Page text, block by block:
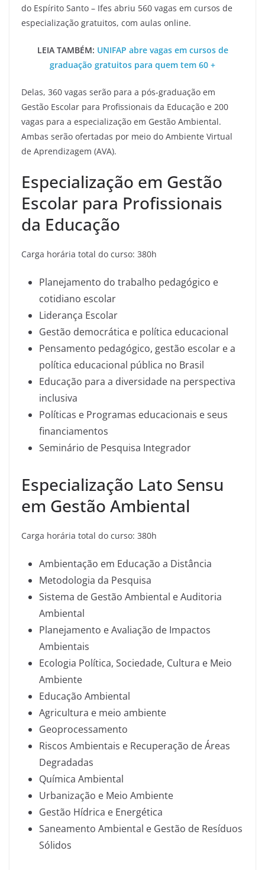
do Espírito Santo – Ifes abriu 560 vagas em cursos de
especialização gratuitos, com aulas online.
LEIA TAMBÉM: UNIFAP abre vagas em cursos de
graduação gratuitos para quem tem 60 +
Delas, 360 vagas serão para a pós-graduação em
Gestão Escolar para Profissionais da Educação e 200
vagas para a especialização em Gestão Ambiental.
Ambas serão ofertadas por meio do Ambiente Virtual
de Aprendizagem (AVA).
Especialização em Gestão
Escolar para Profissionais
da Educação
Carga horária total do curso: 380h
Planejamento do trabalho pedagógico e
cotidiano escolar
Liderança Escolar
Gestão democrática e política educacional
Pensamento pedagógico, gestão escolar e a
política educacional pública no Brasil
Educação para a diversidade na perspectiva
inclusiva
Políticas e Programas educacionais e seus
financiamentos
Seminário de Pesquisa Integrador
Especialização Lato Sensu
em Gestão Ambiental
Carga horária total do curso: 380h
Ambientação em Educação a Distância
Metodologia da Pesquisa
Sistema de Gestão Ambiental e Auditoria
Ambiental
Planejamento e Avaliação de Impactos
Ambientais
Ecologia Política, Sociedade, Cultura e Meio
Ambiente
Educação Ambiental
Agricultura e meio ambiente
Geoprocessamento
Riscos Ambientais e Recuperação de Áreas
Degradadas
Química Ambiental
Urbanização e Meio Ambiente
Gestão Hídrica e Energética
Saneamento Ambiental e Gestão de Resíduos
Sólidos